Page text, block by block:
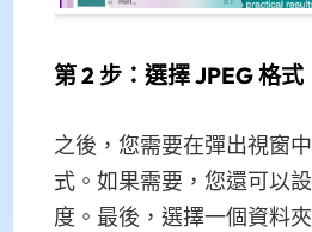
第 2 步：選擇 JPEG 格式
之後，您需要在彈出視窗
式。如果需要，您還可以
度。最後，選​​擇一個資料